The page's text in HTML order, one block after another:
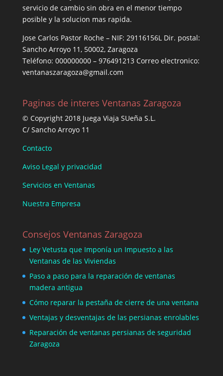
servicio de cambio sin obra en el menor tiempo
posible y la solucion mas rapida.
Jose Carlos Pastor Roche – NIF: 29116156L Dir. postal:
Sancho Arroyo 11, 50002, Zaragoza
Teléfono: 000000000 – 976491213 Correo electronico:
ventanaszaragoza@gmail.com
Paginas de interes Ventanas Zaragoza
© Copyright 2018 Juega Viaja SUeña S.L.
C/ Sancho Arroyo 11
Contacto
Aviso Legal y privacidad
Servicios en Ventanas
Nuestra Empresa
Consejos Ventanas Zaragoza
Ley Vetusta que Imponía un Impuesto a las
Ventanas de las Viviendas
Paso a paso para la reparación de ventanas
madera antigua
Cómo reparar la pestaña de cierre de una ventana
Ventajas y desventajas de las persianas enrolables
Reparación de ventanas persianas de seguridad
Zaragoza